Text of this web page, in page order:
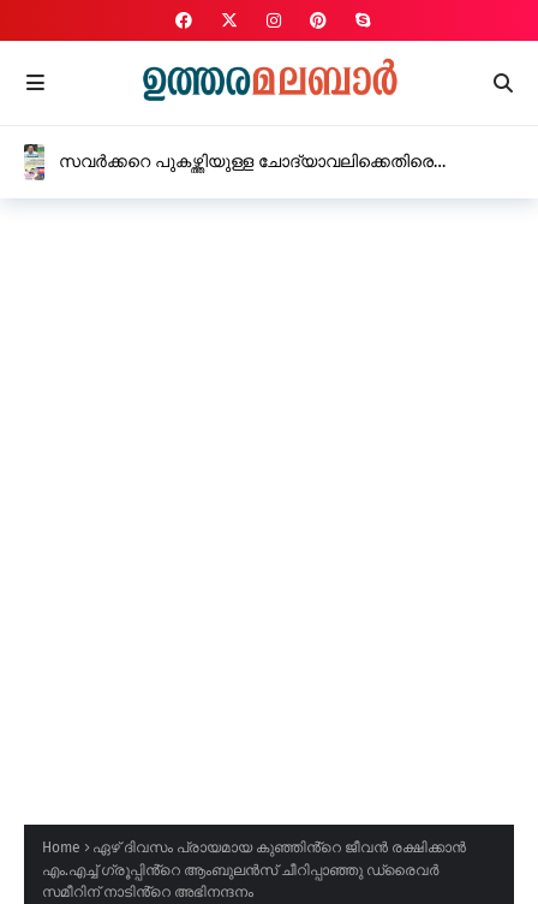
സവർക്കറെ പുകഴ്ത്തിയുള്ള ചോദ്യാവലിക്കെതിരെ
വിദ്യാഭ്യാസ മന്ത്രി
Home
ഏഴ് ദിവസം പ്രായമായ കുഞ്ഞിൻ്റെ ജീവൻ രക്ഷിക്കാൻ
എം.എച്ച് ഗ്രൂപ്പിൻ്റെ ആംബുലൻസ് ചീറിപ്പാഞ്ഞു ഡ്രൈവർ
സമീറിന് നാടിൻ്റെ അഭിനന്ദനം